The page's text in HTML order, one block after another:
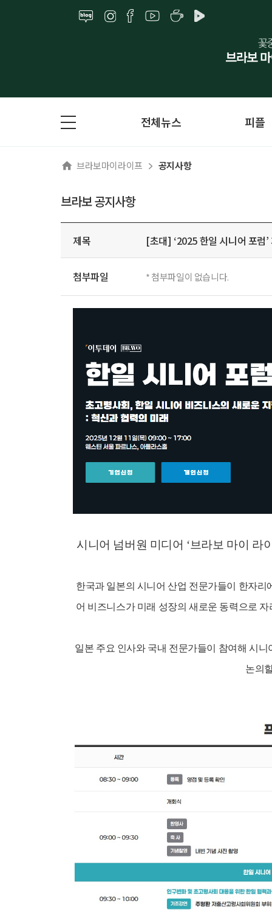
전체뉴스 피플
브라보마이라이프 공지사항
브라보 공지사항
제목 [초대] ‘2025 한일 시니어 포럼’
첨부파일 * 첨부파일이 없습니다.
시니어 넘버원 미디어 ‘브라보 마이 라
한국과 일본의 시니어 산업 전문가들이 한자
어 비즈니스가 미래 성장의 새로운 동력으로
일본 주요 인사와 국내 전문가들이 참여해 시
논의